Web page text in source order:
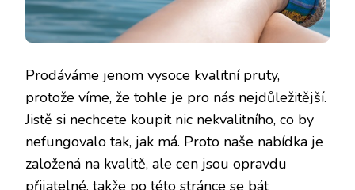
Prodáváme jenom vysoce kvalitní pruty,
protože víme, že tohle je pro nás nejdůležitější.
Jistě si nechcete koupit nic nekvalitního, co by
nefungovalo tak, jak má. Proto naše nabídka je
založená na kvalitě, ale cen jsou opravdu